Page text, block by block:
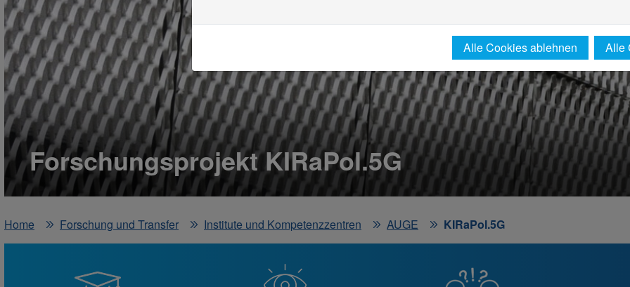
Forschungsprojekt KIRaPol.5G
Home
Forschung und Transfer Institute und Kompetenzzentren AUGE KIRaPol.5G
Alle Cookies ablehnen Alle